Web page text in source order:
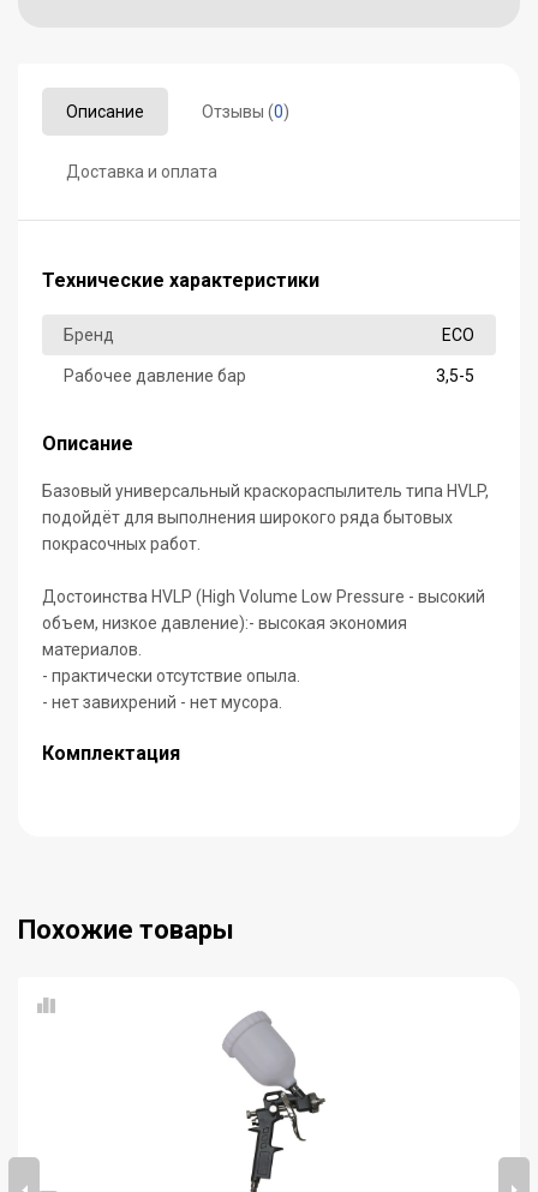
Описание Отзывы (0)
Доставка и оплата
Технические характеристики
Бренд ECO
Рабочее давление бар 3,5-5
Описание
Базовый универсальный краскораспылитель типа HVLP,
подойдёт для выполнения широкого ряда бытовых
покрасочных работ.
Достоинства HVLP (High Volume Low Pressure - высокий
объем, низкое давление):- высокая экономия
материалов.
- практически отсутствие опыла.
- нет завихрений - нет мусора.
Комплектация
Похожие товары